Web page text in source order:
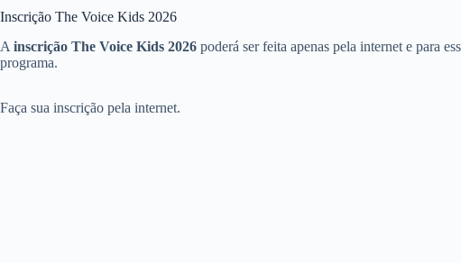
Inscrição The Voice Kids 2026
A inscrição The Voice Kids 2026 poderá ser feita apenas pela internet e para
programa.
Faça sua inscrição pela internet.